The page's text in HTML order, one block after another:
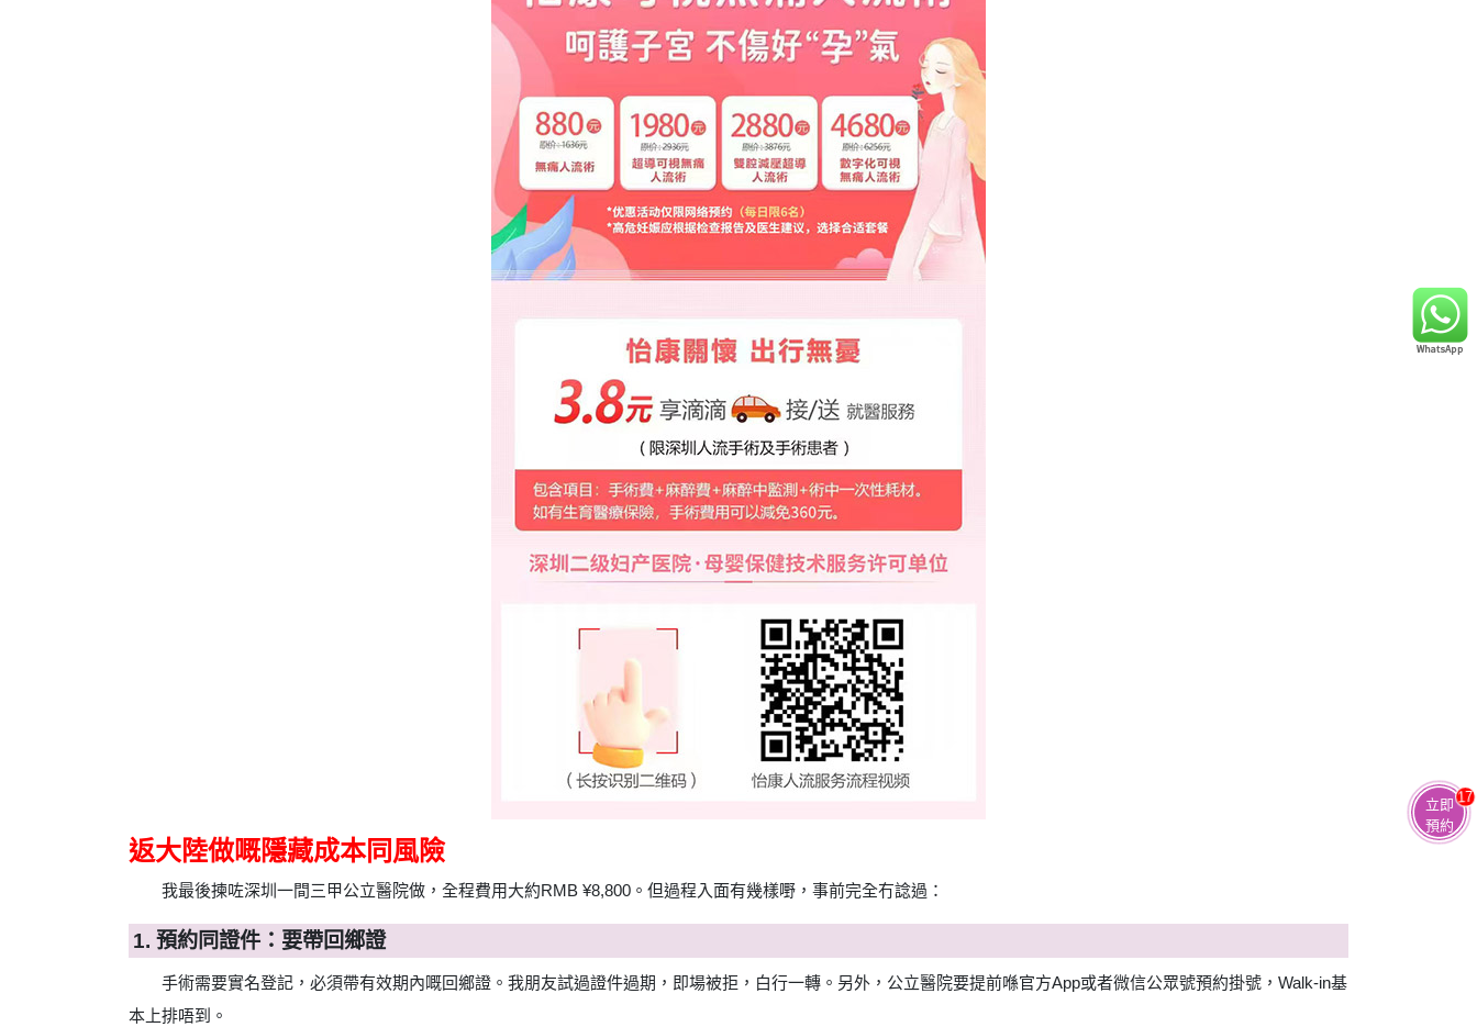
返大陸做嘅隱藏成本同風險
我最後揀咗深圳一間三甲公立醫院做，全程費用大約RMB ¥8,800。但過程入面有幾樣嘢，事前完全冇諗過：
1. 預約同證件：要帶回鄉證
手術需要實名登記，必須帶有效期內嘅回鄉證。我朋友試過證件過期，即場被拒，白行一轉。另外，公立醫院要提前喺官方App或者微信公眾號預約掛號，Walk-in基
本上排唔到。
立即
預約
17